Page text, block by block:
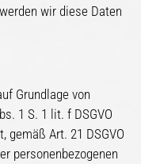
wir diese Daten
Grundlage von
1 S. 1 lit. f DSGVO
gemäß Art. 21 DSGVO
personenbezogenen